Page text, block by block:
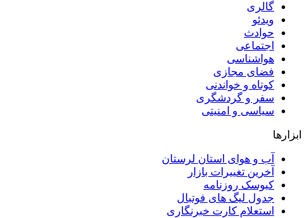
گالری
ویدئو
حوادث
اجتماعی
هواشناسی
فضای مجازی
کوتاه و خواندنی
سفر و گردشگری
سیاسی و امنیتی
ابزارها
آب و هوای استان لرستان
آخرین تغییرات بازار
کیوسک روزنامه
جدول لیگ های فوتبال
استعلام کارت خبرنگاری